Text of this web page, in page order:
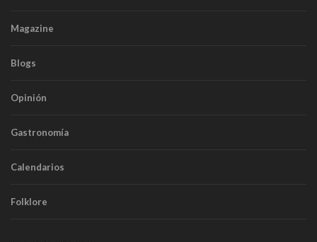
Magazine
Blogs
Opinión
Gastronomía
Calendarios
Folklore